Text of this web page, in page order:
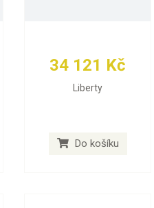
34 121 Kč
Liberty
Do košíku